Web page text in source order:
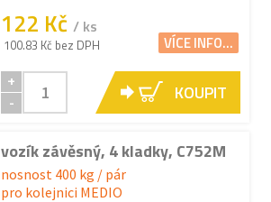
122 Kč / ks
100.83 Kč bez DPH VÍCE INFO...
+
-
KOUPIT
vozík závěsný, 4 kladky, C752M
nosnost 400 kg / pár
pro kolejnici MEDIO